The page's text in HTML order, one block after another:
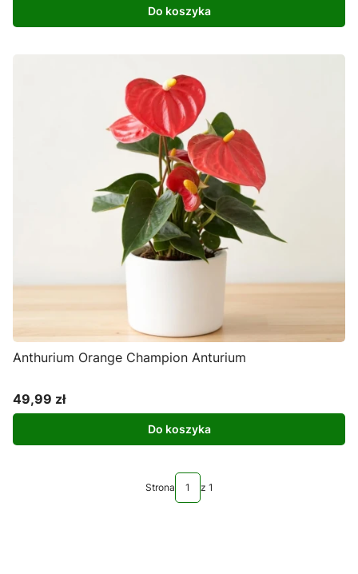
Do koszyka
Anthurium Orange Champion Anturium
Cena
49,99 zł
Do koszyka
Strona z 1